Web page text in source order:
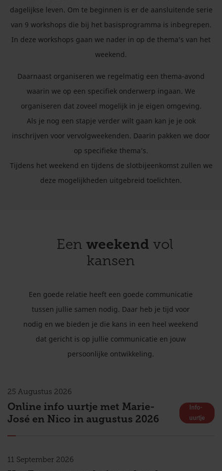
dagelijkse leven. Om te beginnen is er de aansluitende serie
van 9 workshops die bij het basisprogramma is inbegrepen.
In deze workshops gaan we nader in op de thema’s van het
weekend.
Daarnaast organiseren we regelmatig een thema-avond
waarin we op een specifiek onderwerp ingaan. We
organiseren dat zoveel mogelijk in je eigen omgeving.
Als je nog een stapje verder wilt gaan kan je je ook
inschrijven voor vervolgweekenden. Daarin pakken we door
op specifieke thema’s.
Tijdens het weekend en tijdens de slotbijeenkomst zullen we
deze mogelijkheden uitgebreid toelichten.
Een weekend vol
kansen
Een goede relatie heeft een goede communicatie
tussen jullie samen nodig. Daar heb je tijd voor
nodig en we bieden je die kans in een heel weekend
dat gericht is op jullie communicatie en jouw
persoonlijke ontwikkeling.
25 Augustus 2026
Online info uurtje met Marie-
José en Nico in augustus 2026
Info-
uurtje
11 September 2026